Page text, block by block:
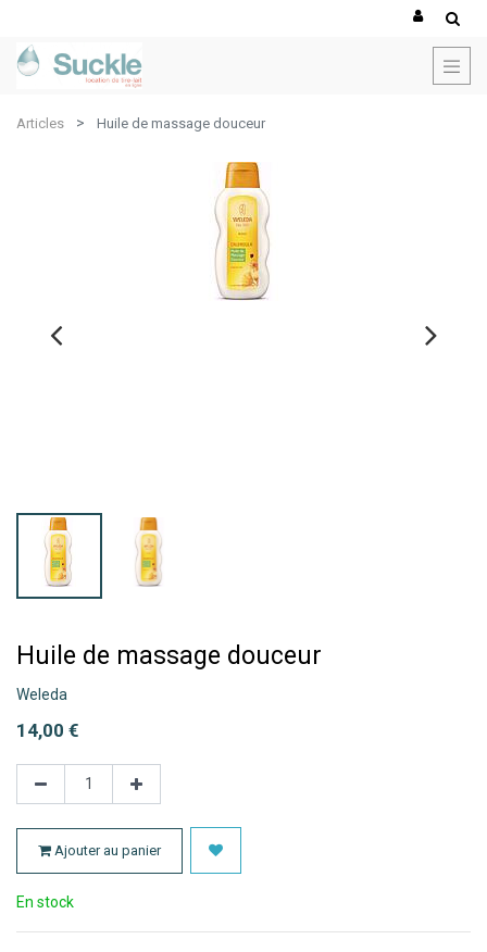
Articles Huile de massage douceur
Huile de massage douceur
Weleda
14,00 €
Ajouter au panier
En stock